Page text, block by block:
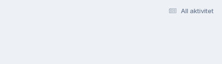
All aktivitet